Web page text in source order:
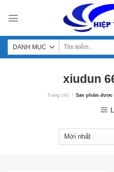
xiudun
Trang chủ / Sản phẩm được